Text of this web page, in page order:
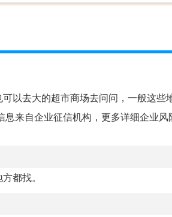
以去大的超市商场去问问，一般这些
来自企业征信机构，更多详细企业风
都找。